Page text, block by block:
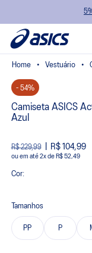
Vestuário
- 54%
Camiseta ASICS
Azul
R$ 229,99 R$ 104,99
ou 2xde R$ 52,49
Cor:
Tamanhos
PP P